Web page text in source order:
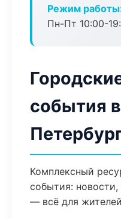
Режим
Пн-Пт 10:00-
события
Комплексный
события: новости,
— всё для